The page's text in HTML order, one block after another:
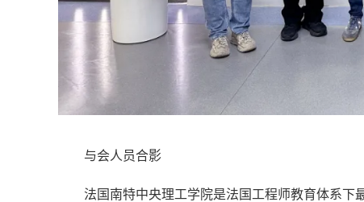
与会人员合影
法国南特中央理工学院是法国工程师教育体系下